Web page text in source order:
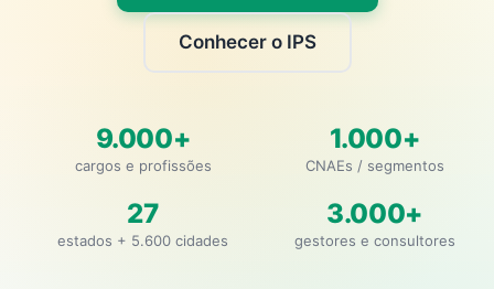
Conhecer o IPS
9.000+
cargos e profissões
1.000+
CNAEs / segmentos
27
estados + 5.600 cidades
3.000+
gestores e consultores